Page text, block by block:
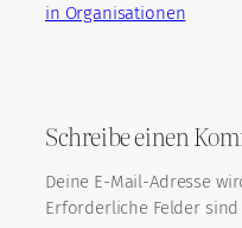
in Organisationen
Schreibe einen
Deine E-Mail-Adresse
Erforderliche Felder